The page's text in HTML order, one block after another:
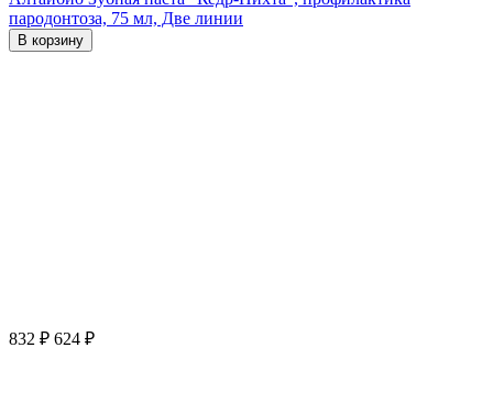
пародонтоза, 75 мл, Две линии
В корзину
832 ₽ 624 ₽